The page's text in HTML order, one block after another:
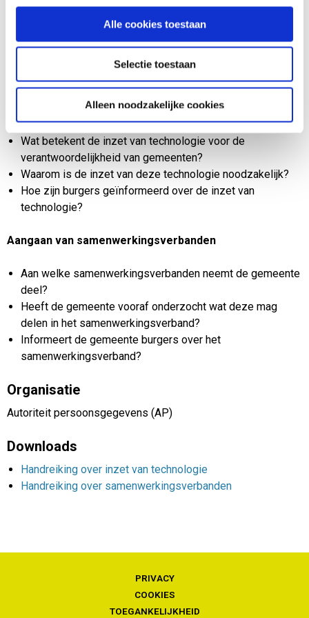
Alle cookies toestaan
Selectie toestaan
Alleen noodzakelijke cookies
kunt u als raadslid doen?’. Dit document helpt raadsleden de
juiste vragen te stellen over privacy binnen hun gemeente.
Raadsleden vinden in de aanvullende handreikingen enkele
Inzet van technologie
Wat betekent de inzet van technologie voor de
verantwoordelijkheid van gemeenten?
Waarom is de inzet van deze technologie noodzakelijk?
Hoe zijn burgers geïnformeerd over de inzet van
technologie?
Aangaan van samenwerkingsverbanden
Aan welke samenwerkingsverbanden neemt de gemeente
deel?
Heeft de gemeente vooraf onderzocht wat deze mag
delen in het samenwerkingsverband?
Informeert de gemeente burgers over het
samenwerkingsverband?
Organisatie
Autoriteit persoonsgegevens (AP)
Downloads
Handreiking over inzet van technologie
Handreiking over samenwerkingsverbanden
PRIVACY
COOKIES
TOEGANKELIJKHEID